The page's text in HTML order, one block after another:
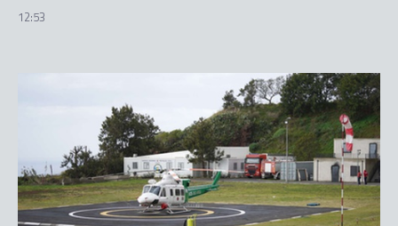
12:53